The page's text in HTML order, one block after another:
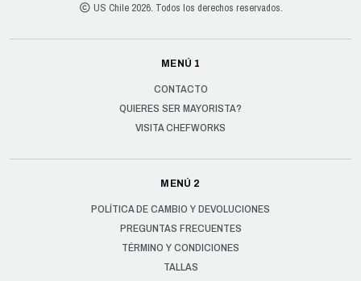
US Chile 2026. Todos los derechos reservados.
MENÚ 1
CONTACTO
QUIERES SER MAYORISTA?
VISITA CHEFWORKS
MENÚ 2
POLÍTICA DE CAMBIO Y DEVOLUCIONES
PREGUNTAS FRECUENTES
TÉRMINO Y CONDICIONES
TALLAS